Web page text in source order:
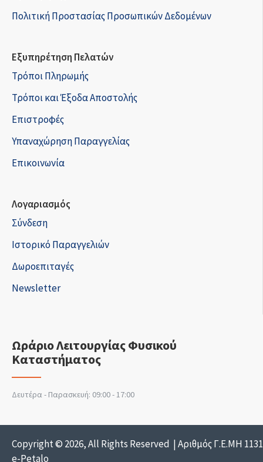
Πολιτική Προστασίας Προσωπικών Δεδομένων
Εξυπηρέτηση Πελατών
Τρόποι Πληρωμής
Τρόποι και Έξοδα Αποστολής
Επιστροφές
Υπαναχώρηση Παραγγελίας
Επικοινωνία
Λογαριασμός
Σύνδεση
Ιστορικό Παραγγελιών
Δωροεπιταγές
Newsletter
Ωράριο Λειτουργίας Φυσικού
Καταστήματος
Δευτέρα - Παρασκευή: 09:00 - 17:00
Copyright © 2026, All Rights Reserved | Αριθμός Γ.Ε.ΜΗ
e-Petalo